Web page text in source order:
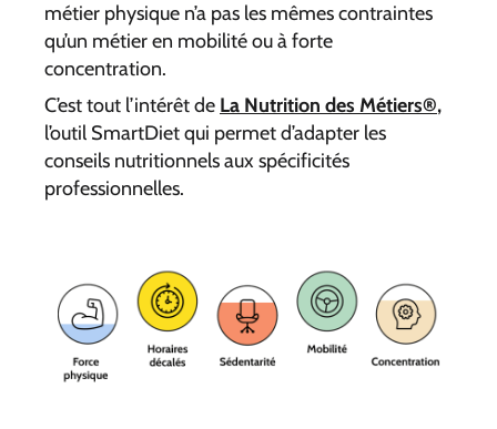
métier physique n’a pas les mêmes contraintes
qu’un métier en mobilité ou à forte
concentration.
C’est tout l’intérêt de La Nutrition des Métiers®,
l’outil SmartDiet qui permet d’adapter les
conseils nutritionnels aux spécificités
professionnelles.